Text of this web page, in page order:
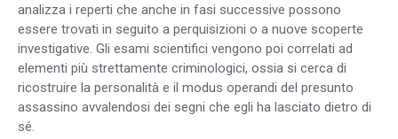
analizza i reperti che anche in fasi successive possono
essere trovati in seguito a perquisizioni o a nuove scoperte
investigative. Gli esami scientifici vengono poi correlati ad
elementi più strettamente criminologici, ossia si cerca di
ricostruire la personalità e il modus operandi del presunto
assassino avvalendosi dei segni che egli ha lasciato dietro di
sé.